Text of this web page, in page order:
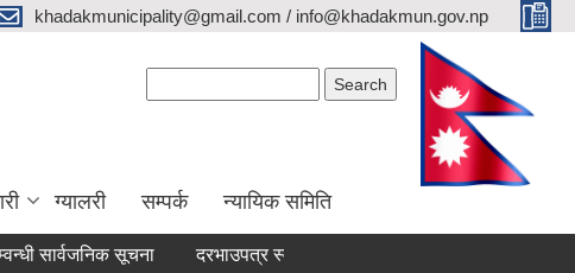
khadakmunicipality@gmail.com / info@khadakmun.gov.np
ग्यालरी सम्पर्क न्यायिक समिति
सार्वजनिक सूचना दरभाउपत्र स्वीकृत गर्ने आश्यको सूचना